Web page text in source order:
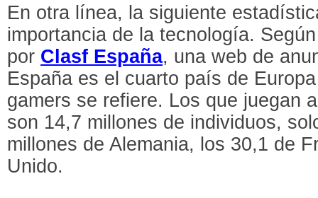
En otra línea, la siguiente
importancia de la tecnología.
por Clasf España, una web de
España es el cuarto país de
gamers se refiere. Los que juegan
son 14,7 millones de individuos,
millones de Alemania, los 30,1 de
Unido.